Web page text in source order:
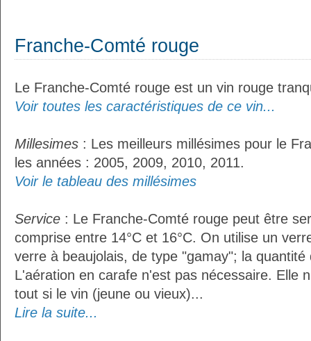
Franche-Comté rouge
Le Franche-Comté rouge est un vin rouge
Voir toutes les caractéristiques de ce vin...
Millesimes : Les meilleurs millésimes pour le
les années : 2005, 2009, 2010, 2011.
Voir le tableau des millésimes
Service : Le Franche-Comté rouge peut être
comprise entre 14°C et 16°C. On utilise un
verre à beaujolais, de type "gamay"; la
L'aération en carafe n'est pas nécessaire. Elle
tout si le vin (jeune ou vieux)...
Lire la suite...